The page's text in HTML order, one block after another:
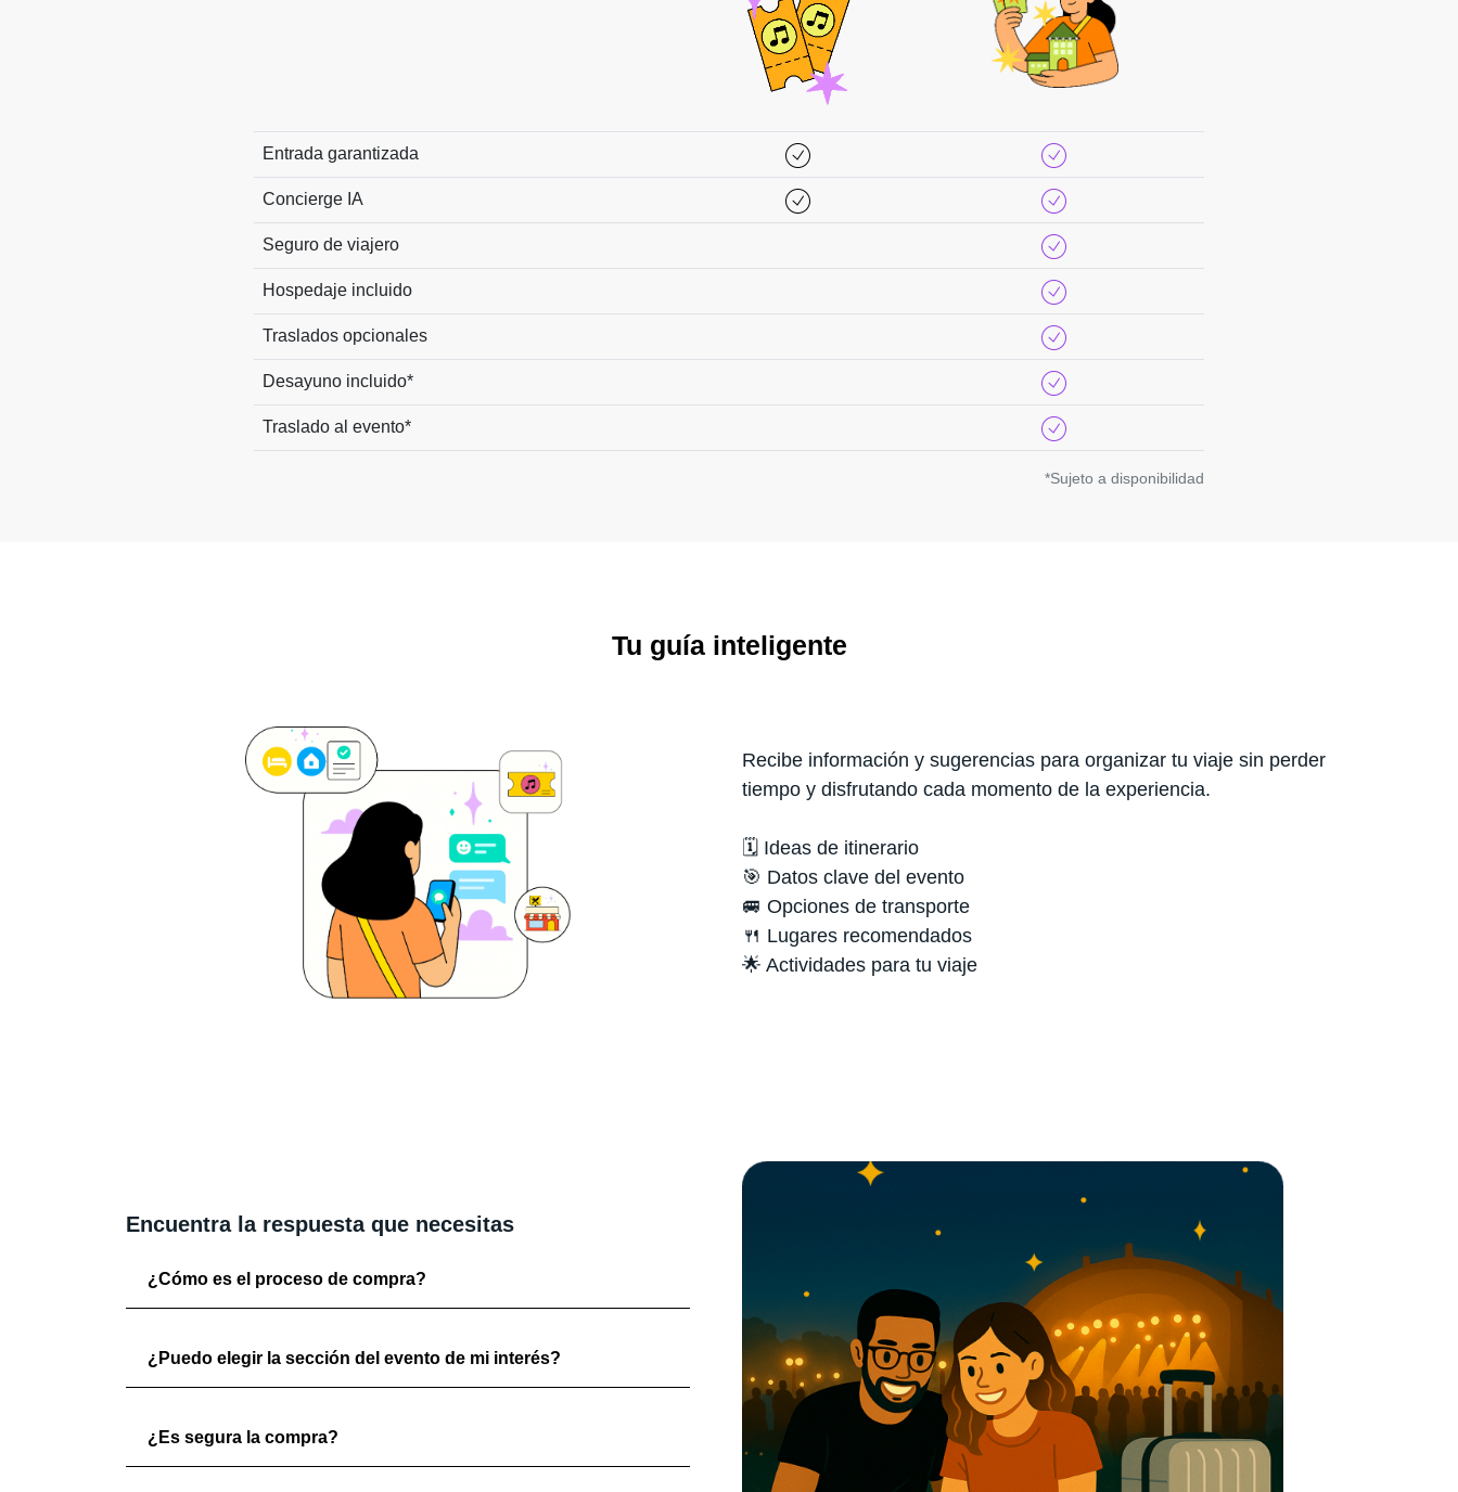
Entrada garantizada
Concierge IA
Seguro de viajero
Hospedaje incluido
Traslados opcionales
Desayuno incluido*
Traslado al evento*
*Sujeto a disponibilidad
Tu guía inteligente
Recibe información y sugerencias para organizar tu viaje sin perder
tiempo y disfrutando cada momento de la experiencia.
🗓️ Ideas de itinerario
🎯 Datos clave del evento
🚐 Opciones de transporte
🍴 Lugares recomendados
🌟 Actividades para tu viaje
Encuentra la respuesta que necesitas
¿Cómo es el proceso de compra?
¿Puedo elegir la sección del evento de mi interés?
¿Es segura la compra?